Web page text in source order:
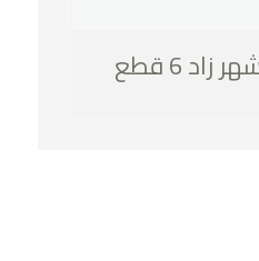
6 قطع